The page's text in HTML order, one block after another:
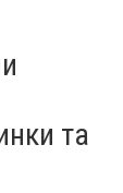
та